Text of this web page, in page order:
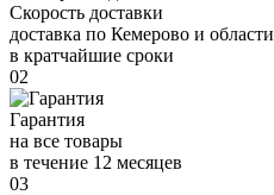
Скорость доставки
доставка по Кемерово и области
в кратчайшие сроки
02
Гарантия
на все товары
в течение 12 месяцев
03